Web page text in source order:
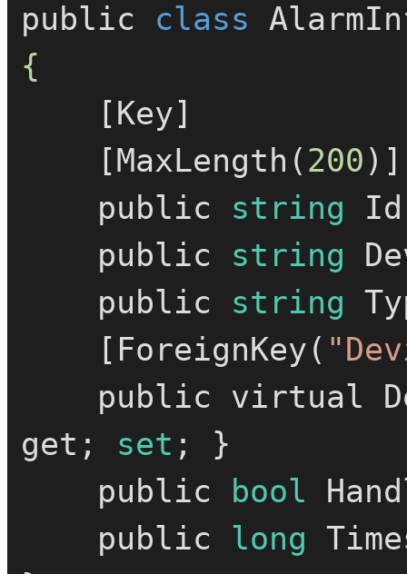
public class
{
    [MaxLength(
200 )]
    public
string
    public
string
    public
string
    [ForeignKey(
get; set ; }
    public
bool
    public
long